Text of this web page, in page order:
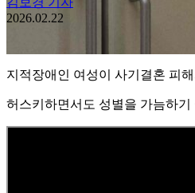
2026.02.22
지적장애인 여성이 사기결혼 피
허스키하면서도 성별을 가늠하기